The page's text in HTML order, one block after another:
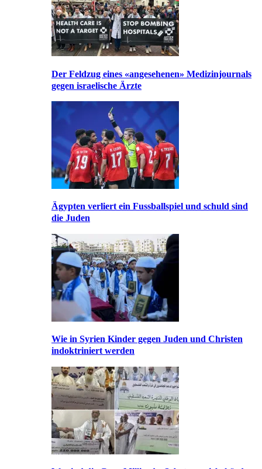
Der Feldzug eines «angesehenen» Medizinjournals
gegen israelische Ärzte
Ägypten verliert ein Fussballspiel und schuld sind
die Juden
Wie in Syrien Kinder gegen Juden und Christen
indoktriniert werden